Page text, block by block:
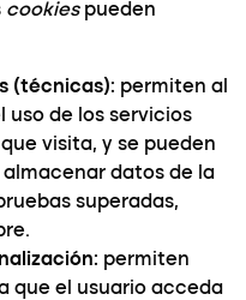
cookiespueden
(técnicas): permiten al
uso de los servicios
visita, y se pueden
datos de la
superadas,
: permiten
que el usuario acceda